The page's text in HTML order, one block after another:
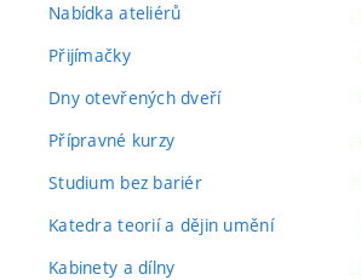
Nabídka ateliérů
Přijímačky
Dny otevřených dveří
Přípravné kurzy
Studium bez bariér
Katedra teorií a dějin umění
Kabinety a dílny